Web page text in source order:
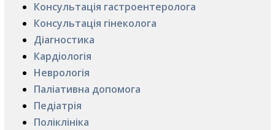
Консультація гастроентеролога
Консультація гінеколога
Діагностика
Кардіологія
Неврологія
Паліативна допомога
Педіатрія
Поліклініка